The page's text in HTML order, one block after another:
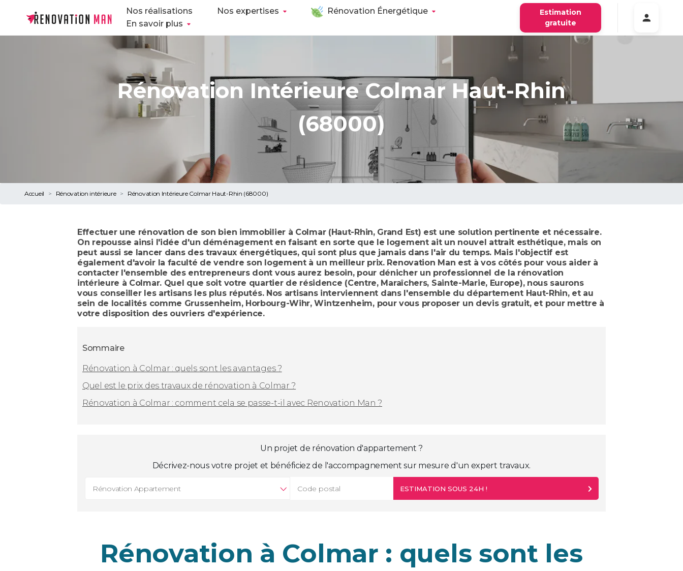
Nos réalisations Nos expertises
Rénovation Énergétique
En savoir plus
Estimation
gratuite
Rénovation Intérieure Colmar Haut-Rhin
(68000)
Accueil Rénovation intérieure Rénovation Intérieure Colmar Haut-Rhin (68000)
Effectuer une rénovation de son bien immobilier à Colmar (Haut-Rhin, Grand Est) est une solution pertinente et nécessaire.
On repousse ainsi l'idée d'un déménagement en faisant en sorte que le logement ait un nouvel attrait esthétique, mais on
peut aussi se lancer dans des travaux énergétiques, qui sont plus que jamais dans l'air du temps. Mais l'objectif est
également d'avoir la faculté de vendre son logement à un meilleur prix. Renovation Man est à vos côtés pour vous aider à
contacter l'ensemble des entrepreneurs dont vous aurez besoin, pour dénicher un professionnel de la rénovation
intérieure à Colmar. Quel que soit votre quartier de résidence (Centre, Maraîchers, Sainte-Marie, Europe), nous saurons
vous conseiller les artisans les plus réputés. Nos artisans interviennent dans l'ensemble du département Haut-Rhin, et au
sein de localités comme Grussenheim, Horbourg-Wihr, Wintzenheim, pour vous proposer un devis gratuit, et pour mettre à
votre disposition des ouvriers d'expérience.
Sommaire
Rénovation à Colmar : quels sont les avantages ?
Quel est le prix des travaux de rénovation à Colmar ?
Rénovation à Colmar : comment cela se passe-t-il avec Renovation Man ?
Un projet de rénovation d'appartement ?
Décrivez-nous votre projet et bénéficiez de l'accompagnement sur mesure d'un expert travaux.
Rénovation Appartement ESTIMATION SOUS 24H !
Rénovation à Colmar : quels sont les